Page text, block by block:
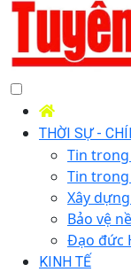
THỜI SỰ -
Tin
Tin
Xây
Bảo vệ
Đạo đức
KINH TẾ